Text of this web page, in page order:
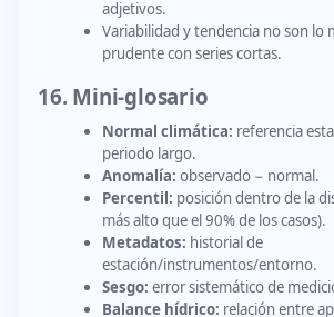
adjetivos.
Variabilidad y tendencia no son lo
prudente con series cortas.
16. Mini-glosario
Normal climática: referencia
periodo largo.
Anomalía: observado − normal.
Percentil: posición dentro de la
más alto que el 90% de los casos).
Metadatos: historial de
estación/instrumentos/entorno.
Sesgo: error sistemático de
Balance hídrico: relación entre